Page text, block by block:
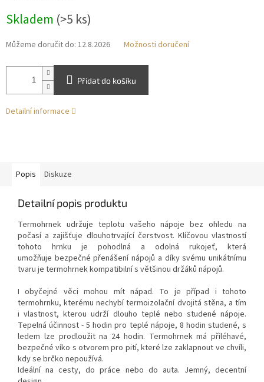
cena:
Skladem (>5 ks)
Můžeme doručit do: 12.8.2026 Možnosti doručení
Přidat do košíku
Detailní informace
Popis Diskuze
Detailní popis produktu
Termohrnek udržuje teplotu vašeho nápoje bez ohledu na
počasí a zajišťuje dlouhotrvající čerstvost. Klíčovou vlastností
tohoto hrnku je pohodlná a odolná rukojeť, která
umožňuje bezpečné přenášení nápojů a díky svému unikátnímu
tvaru je termohrnek kompatibilní s většinou držáků nápojů.
I obyčejné věci mohou mít nápad. To je případ i tohoto
termohrnku, kterému nechybí termoizolační dvojitá stěna, a tím
i vlastnost, kterou udrží dlouho teplé nebo studené nápoje.
Tepelná účinnost - 5 hodin pro teplé nápoje, 8 hodin studené, s
ledem lze prodloužit na 24 hodin. Termohrnek má přiléhavé,
bezpečné víko s otvorem pro pití, které lze zaklapnout ve chvíli,
kdy se brčko nepoužívá.
Ideální na cesty, do práce nebo do auta. Jemný, decentní